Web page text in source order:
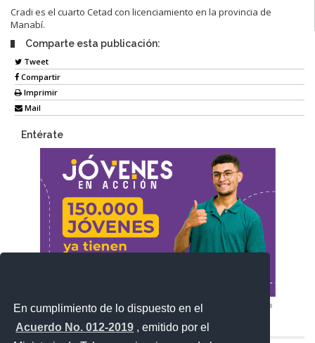
En cumplimiento de lo dispuesto en el
Acuerdo No. 012-2019 , emitido por el
Cradi es el cuarto Cetad con licenciamiento en la provincia de
Manabí.
Comparte esta publicación:
Tweet
Compartir
Imprimir
Mail
Entérate